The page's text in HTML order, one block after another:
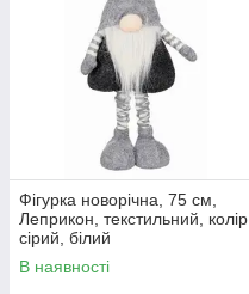
Фігурка новорічна, 75 см,
Леприкон, текстильний, колір
сірий, білий
В наявності